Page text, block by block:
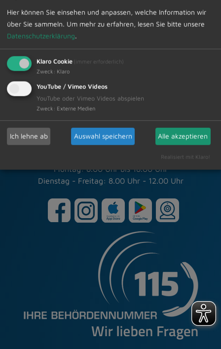
Schneller Kontakt bei allen Fragen
Rathausplatz 3
87463 Dietmannsried
Tel.: 08374/5820-0
Fax: 08374/5820-30
info(at)dietmannsried.de
Öffnungszeiten der Verwaltung
Montag: 8.00 Uhr bis 18.00 Uhr
Dienstag - Freitag: 8.00 Uhr - 12.00 Uhr
Hier können Sie einsehen und anpassen, welche Information wir
über Sie sammeln. Um mehr zu erfahren, lesen Sie bitte unsere
Datenschutzerklärung.
Klaro Cookie (immer erforderlich)
Zweck : Klaro
YouTube / Vimeo Videos
YouTube oder Vimeo Videos abspielen
Zweck : Externe Medien
Ich lehne ab Auswahl speichern Alle akzeptieren
Realisiert mit Klaro!